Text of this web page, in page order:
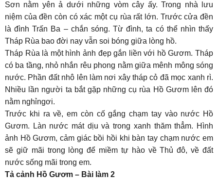
Sơn nằm yên ả dưới những vòm cây ấy. Trong nhà lưu
niệm của đền còn có xác một cụ rùa rất lớn. Trước cửa đền
là đình Trấn Ba – chắn sóng. Từ đình, ta có thể nhìn thấy
Tháp Rùa bao đời nay vẫn soi bóng giữa lòng hồ.
Tháp Rùa là một hình ảnh đẹp gắn liền với hồ Gươm. Tháp
có ba tầng, nhỏ nhắn rêu phong nằm giữa mênh mông sóng
nước. Phần đất nhô lên làm nơi xây tháp cỏ đã mọc xanh rì.
Nhiều lần người ta bắt gặp những cụ rùa Hồ Gươm lên đó
nằm nghỉngơi.
Trước khi ra về, em còn cố gắng chạm tay vào nước Hồ
Gươm. Làn nước mát dịu và trong xanh thăm thẳm. Hình
ảnh Hồ Gươm, cảm giác bồi hồi khi bàn tay chạm nước em
sẽ giữ mãi trong lòng để miềm tự hào về Thủ đô, về đất
nước sống mãi trong em.
Tả cảnh Hồ Gươm – Bài làm 2